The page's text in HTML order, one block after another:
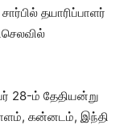
தயாரிப்பாளர்
28-ம் தேதியன்று
கன்னடம், இந்தி